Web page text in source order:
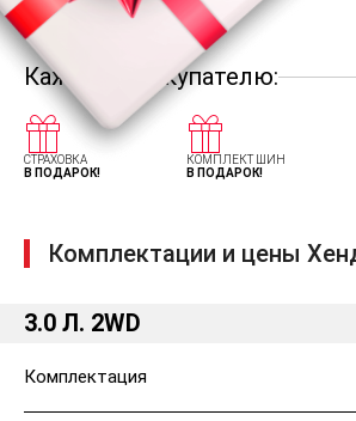
Каждому покупателю:
СТРАХОВКА
В ПОДАРОК!
КОМПЛЕКТ ШИН
В ПОДАРОК!
Комплектации и цены
3.0 Л. 2WD
Комплектация